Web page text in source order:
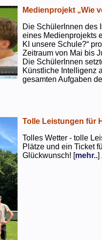
Medienprojekt „Wie
Die SchülerInnen des
eines Medienprojekts
KI unsere Schule?“
Zeitraum von Mai bis
Die SchülerInnen
Künstliche Intelligenz
gesamten Aufgaben
Tolle Leistungen für
Tolles Wetter - tolle
Plätze und ein Ticket
Glückwunsch! [mehr..]